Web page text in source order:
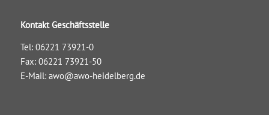
Kontakt Geschäftsstelle
Tel: 06221 73921-0
Fax: 06221 73921-50
E-Mail: awo@awo-heidelberg.de